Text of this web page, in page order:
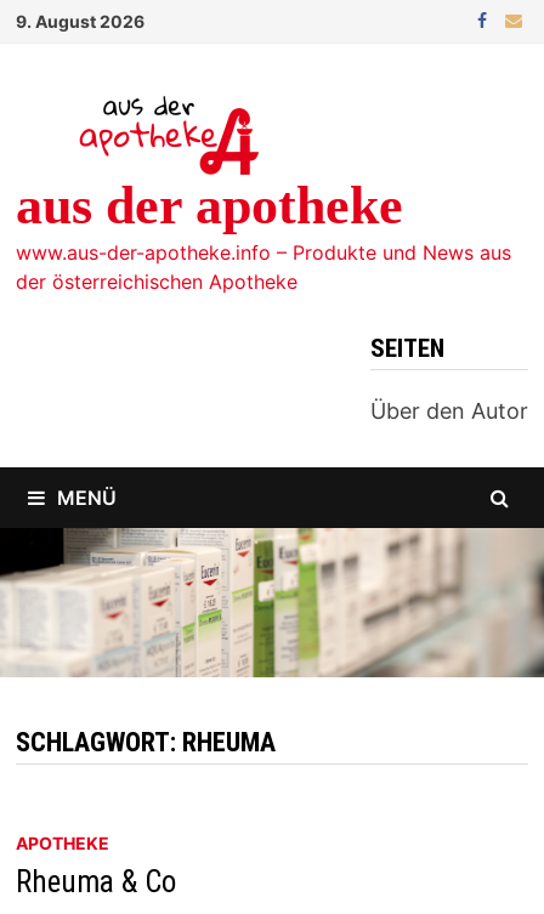
Zum
9. August 2026
aus der apotheke
www.aus-der-apotheke.info – Produkte und News aus
der österreichischen Apotheke
SEITEN
Über den Autor
MENÜ
SCHLAGWORT: RHEUMA
APOTHEKE
Rheuma & Co